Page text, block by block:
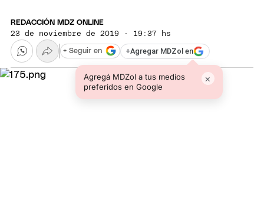
REDACCIÓN MDZ ONLINE
23 de noviembre de 2019 · 19:37 hs
+Agregar MDZol en
Agregá MDZol a tus medios
preferidos en Google
×
+ Seguir en